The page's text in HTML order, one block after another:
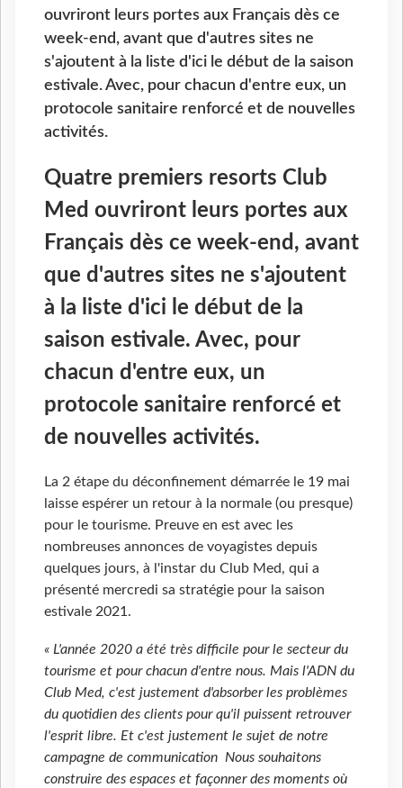
ouvriront leurs portes aux Français dès ce
week-end, avant que d'autres sites ne
s'ajoutent à la liste d'ici le début de la saison
estivale. Avec, pour chacun d'entre eux, un
protocole sanitaire renforcé et de nouvelles
activités.
Quatre premiers resorts Club
Med ouvriront leurs portes aux
Français dès ce week-end, avant
que d'autres sites ne s'ajoutent
à la liste d'ici le début de la
saison estivale. Avec, pour
chacun d'entre eux, un
protocole sanitaire renforcé et
de nouvelles activités.
La 2 étape du déconfinement démarrée le 19 mai
laisse espérer un retour à la normale (ou presque)
pour le tourisme. Preuve en est avec les
nombreuses annonces de voyagistes depuis
quelques jours, à l'instar du Club Med, qui a
présenté mercredi sa stratégie pour la saison
estivale 2021.
« L'année 2020 a été très difficile pour le secteur du
tourisme et pour chacun d'entre nous. Mais l'ADN du
Club Med, c'est justement d'absorber les problèmes
du quotidien des clients pour qu'il puissent retrouver
l'esprit libre. Et c'est justement le sujet de notre
campagne de communication Nous souhaitons
construire des espaces et façonner des moments où